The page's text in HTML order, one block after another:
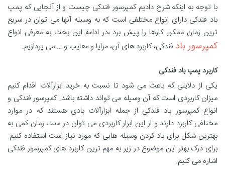
با توجه به اینکه شرح دادیم کمپرسور فندکی چیست و از آنجایی که پمپ
باد فندکی دارای انواع مختلفی است که به وسیله آنها می توان در سریع
ترین زمان ممکن کارها را پیش برد ،در ادامه این بحث به معرفی انواع
کمپرسور باد فندکی، کاربرد های آن، مزایا و معایب و … می پردازیم.
کاربرد پمپ باد فندکی
یکی از دلایلی که باعث می شود تا نسبت به خرید ابزارآلات اقدام کنیم
میزان کاربردی است که آن وسیله می تواند داشته باشد. کمپرسور فندکی و
انواع کمپرسور باد فندکی از جمله ابزارآلات بادی هستند که در موارد
مختلفی کاربرد دارند و از این ابزار کاربردی می توان در مدت زمان کمی به
بهترین شکل برای باد کردن وسیله هایی که مورد نیاز است استفاده کنیم.
برای درک بهتر این موضوع در زیر به مهم ترین کاربرد های کمپرسور فندکی
اشاره می کنیم.